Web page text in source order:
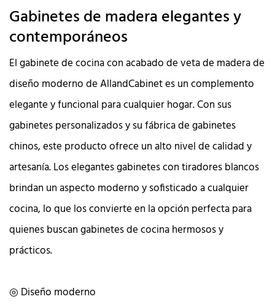
Gabinetes de madera elegantes y
contemporáneos
El gabinete de cocina con acabado de veta de madera de
diseño moderno de AllandCabinet es un complemento
elegante y funcional para cualquier hogar. Con sus
gabinetes personalizados y su fábrica de gabinetes
chinos, este producto ofrece un alto nivel de calidad y
artesanía. Los elegantes gabinetes con tiradores blancos
brindan un aspecto moderno y sofisticado a cualquier
cocina, lo que los convierte en la opción perfecta para
quienes buscan gabinetes de cocina hermosos y
prácticos.
◎ Diseño moderno